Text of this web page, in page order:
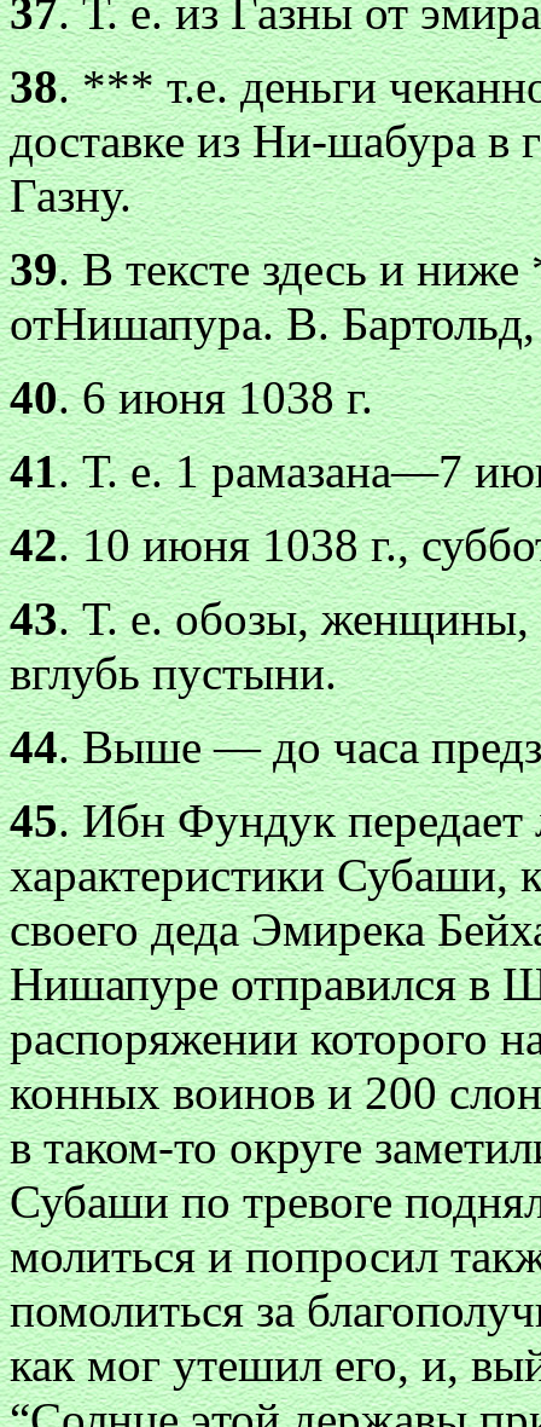
37. Т. е. из Газны от
38. *** т.е. деньги
доставке из Ни-шабура в
Газну.
39. В тексте здесь и
отНишапура. В.
40. 6 июня 1038 г.
41. Т. е. 1 рамазана—7
42. 10 июня 1038 г.,
43. Т. е. обозы, женщины,
вглубь пустыни.
44. Выше — до часа
45. Ибн Фундук
характеристики Субаши,
своего деда Эмирека
Нишапуре отправился в
распоряжении которого
конных воинов и 200
в таком-то округе
Субаши по тревоге
молиться и попросил
помолиться за
как мог утешил его, и,